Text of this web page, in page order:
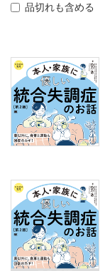
品切れも含める